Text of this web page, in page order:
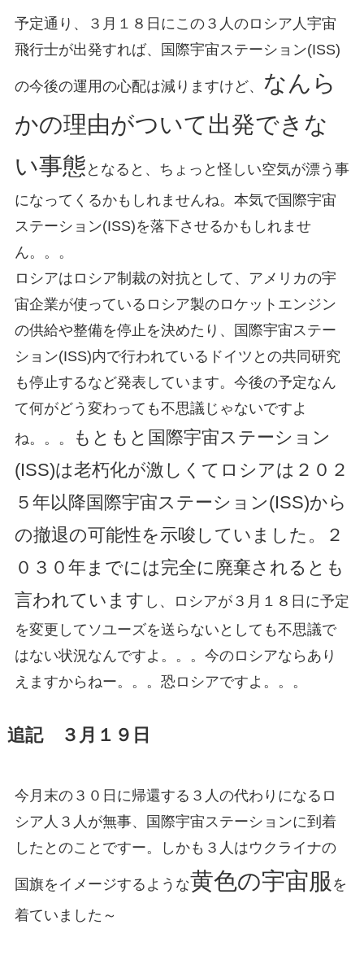
予定通り、３月１８日にこの３人のロシア人宇宙
飛行士が出発すれば、国際宇宙ステーション(ISS)
の今後の運用の心配は減りますけど、 なんら
かの理由がついて出発できな
い事態 となると、ちょっと怪しい空気が漂う事
になってくるかもしれませんね。本気で国際宇宙
ステーション(ISS)を落下させるかもしれませ
ん。。。
ロシアはロシア制裁の対抗として、アメリカの宇
宙企業が使っているロシア製のロケットエンジン
の供給や整備を停止を決めたり、国際宇宙ステー
ション(ISS)内で行われているドイツとの共同研究
も停止するなど発表しています。今後の予定なん
て何がどう変わっても不思議じゃないですよ
ね。。。
もともと国際宇宙ステーション
(ISS)は老朽化が激しくてロシアは２０２
５年以降国際宇宙ステーション(ISS)から
の撤退の可能性を示唆していました。２
０３０年までには完全に廃棄されるとも
言われています し、ロシアが３月１８日に予定
を変更してソユーズを送らないとしても不思議で
はない状況なんですよ。。。今のロシアならあり
えますからねー。。。恐ロシアですよ。。。
追記 ３月１９日
今月末の３０日に帰還する３人の代わりになるロ
シア人３人が無事、国際宇宙ステーションに到着
したとのことですー。しかも３人はウクライナの
国旗をイメージするような黄色の宇宙服 を
着ていました～